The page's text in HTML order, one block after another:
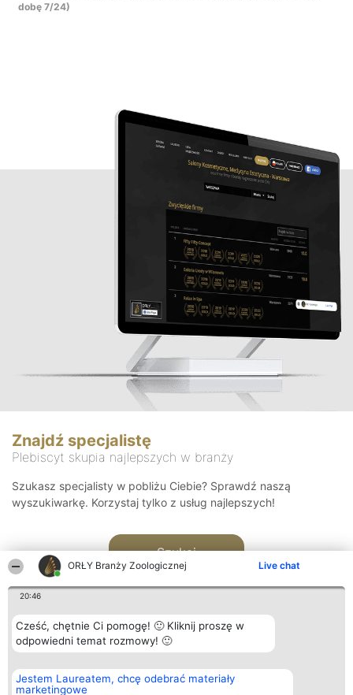
ORŁY Branży Zoologicznej Live chat
20:46
Cześć, chętnie Ci pomogę! 🙂 Kliknij proszę w
odpowiedni temat rozmowy! 🙂
Jestem Laureatem, chcę odebrać materiały
marketingowe
dobę 7/24)
Znajdź specjalistę
Plebiscyt skupia najlepszych w branży
Szukasz specjalisty w pobliżu Ciebie? Sprawdź naszą
wyszukiwarkę. Korzystaj tylko z usług najlepszych!
Szukaj
Organizator plebiscytu
Bright Side Solutions sp. z o.
o. sp. k.
Plebiscyt
Laureaci
Kontakt
Kontakt